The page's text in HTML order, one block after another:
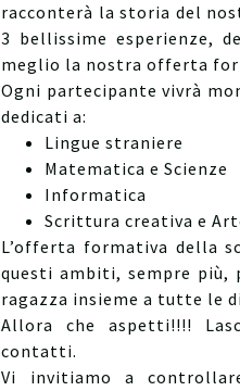
racconterà la storia del
3 bellissime esperienze,
meglio la nostra offerta
Ogni partecipante vivrà
dedicati a:
Lingue straniere
Matematica e Scienze
Informatica
Scrittura creativa e
L’offerta formativa della
questi ambiti, sempre più,
ragazza insieme a tutte le
Allora che aspetti!!!!
contatti.
Vi invitiamo a